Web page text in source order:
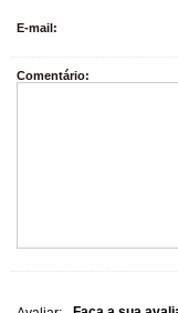
E-mail:
Comentário: